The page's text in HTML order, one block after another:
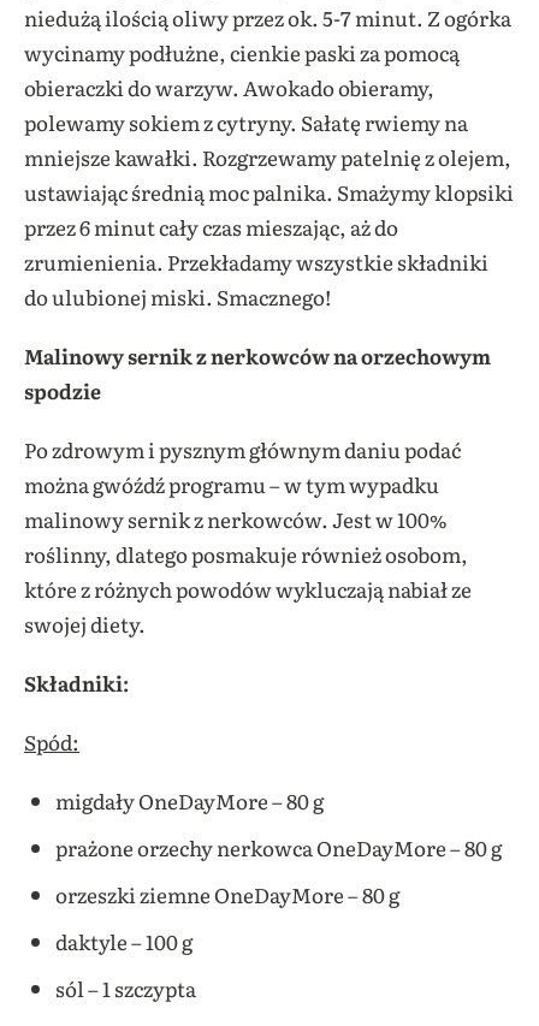
niedużą ilością oliwy przez ok. 5-7 minut. Z ogórka
wycinamy podłużne, cienkie paski za pomocą
obieraczki do warzyw. Awokado obieramy,
polewamy sokiem z cytryny. Sałatę rwiemy na
mniejsze kawałki. Rozgrzewamy patelnię z olejem,
ustawiając średnią moc palnika. Smażymy klopsiki
przez 6 minut cały czas mieszając, aż do
zrumienienia. Przekładamy wszystkie składniki
do ulubionej miski. Smacznego!
Malinowy sernik z nerkowców na orzechowym
spodzie
Po zdrowym i pysznym głównym daniu podać
można gwóźdź programu – w tym wypadku
malinowy sernik z nerkowców. Jest w 100%
roślinny, dlatego posmakuje również osobom,
które z różnych powodów wykluczają nabiał ze
swojej diety.
Składniki:
Spód:
migdały OneDayMore – 80 g
prażone orzechy nerkowca OneDayMore – 80 g
orzeszki ziemne OneDayMore – 80 g
daktyle – 100 g
sól – 1 szczypta